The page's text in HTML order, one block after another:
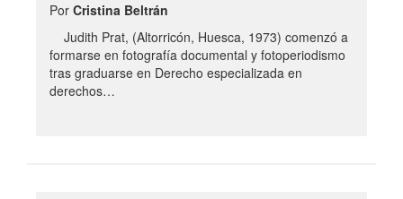
Por Cristina Beltrán
Judith Prat, (Altorricón, Huesca, 1973) comenzó a
formarse en fotografía documental y fotoperiodismo
tras graduarse en Derecho especializada en
derechos…